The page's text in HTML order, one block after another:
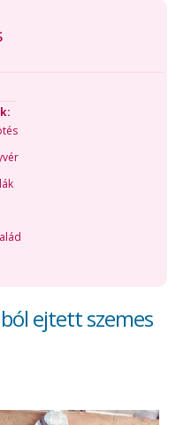
ejtett szemes